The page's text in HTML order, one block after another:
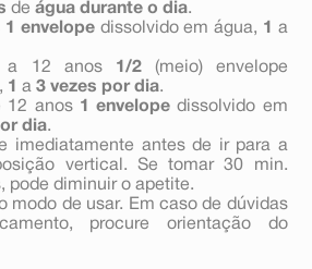
deágua durante o dia.
1 envelopedissolvido em água, 1
a
a 12 anos1/2 (meio) envelope
1 a 3 vezes por dia.
12 anos 1 envelope dissolvido em
dia.
imediatamente antes de ir para a
vertical. Se tomar 30 min.
pode diminuir o apetite.
modo de usar. Em caso de dúvidas
procure orientação do